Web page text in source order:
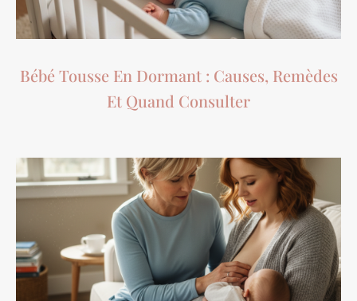
Bébé Tousse En Dormant : Causes, Remèdes
Et Quand Consulter